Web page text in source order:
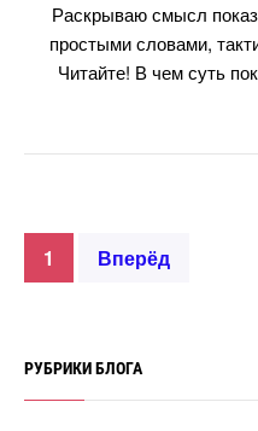
Раскрываю смысл
простыми словами,
Читайте! В чем суть
1 перёд
РУБРИКИ БЛОГА